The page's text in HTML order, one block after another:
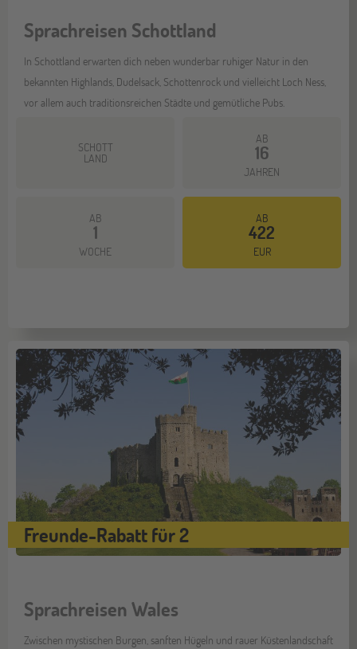
Sprachreisen Schottland
In Schottland erwarten dich neben wunderbar ruhiger Natur in den
bekannten Highlands, Dudelsack, Schottenrock und vielleicht Loch Ness,
vor allem auch traditionsreichen Städte und gemütliche Pubs.
SCHOTT
LAND
AB
16
JAHREN
AB
1
WOCHE
AB
422
EUR
Freunde-Rabatt für 2
Sprachreisen Wales
Zwischen mystischen Burgen, sanften Hügeln und rauer Küstenlandschaft